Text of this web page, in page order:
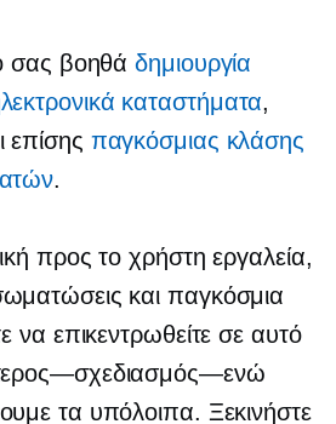
σας βοηθάδημιουργία
καταστήματα,
επίσης παγκόσμιας κλάσης
.
προς το χρήστη εργαλεία,
και παγκόσμια
να επικεντρωθείτε σε αυτό
τα υπόλοιπα. Ξεκινήστε